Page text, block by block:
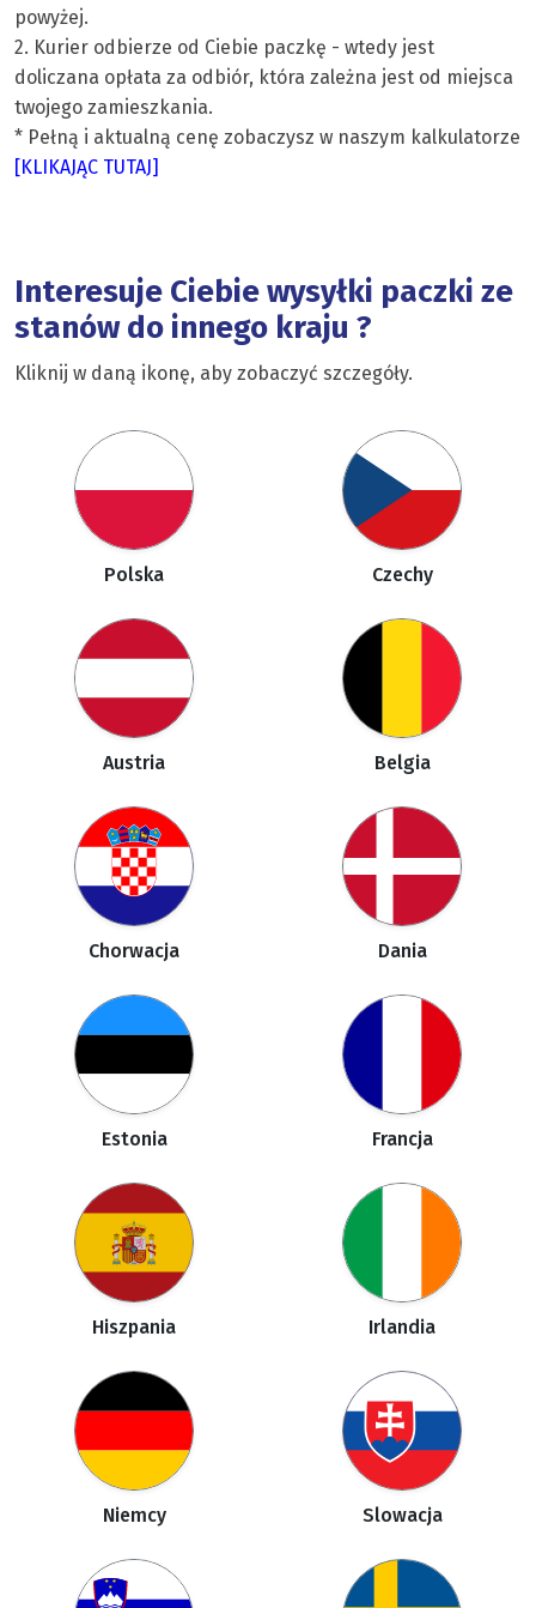
powyżej.
2. Kurier odbierze od Ciebie paczkę - wtedy jest
doliczana opłata za odbiór, która zależna jest od miejsca
twojego zamieszkania.
* Pełną i aktualną cenę zobaczysz w naszym kalkulatorze
[KLIKAJĄC TUTAJ]
Interesuje Ciebie wysyłki paczki ze
stanów do innego kraju ?
Kliknij w daną ikonę, aby zobaczyć szczegóły.
Polska Czechy
Austria Belgia
Chorwacja Dania
Estonia Francja
Hiszpania Irlandia
Niemcy Slowacja